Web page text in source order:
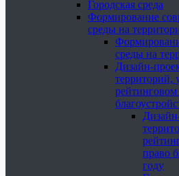
Городская среда
Формирование
среды на
среды на
Дизайн-
территорий,
право
году